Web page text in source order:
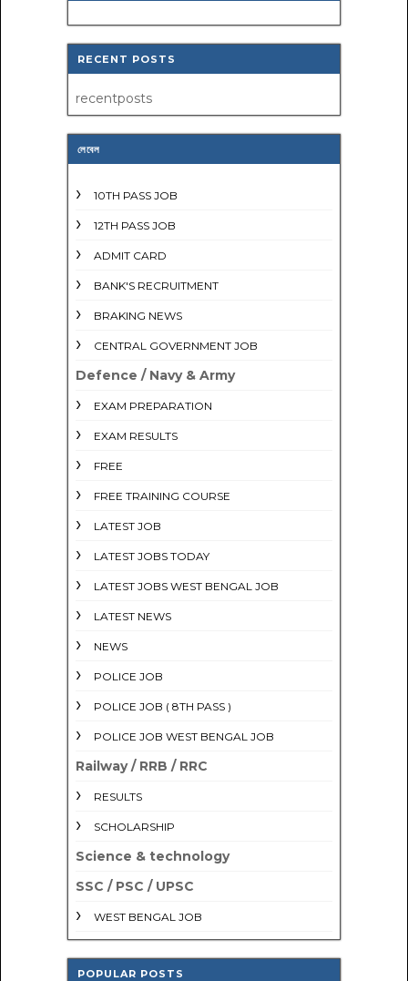
RECENT POSTS
recentposts
লেবেল
10TH PASS JOB
12TH PASS JOB
ADMIT CARD
BANK'S RECRUITMENT
BRAKING NEWS
CENTRAL GOVERNMENT JOB
Defence / Navy & Army
EXAM PREPARATION
EXAM RESULTS
FREE
FREE TRAINING COURSE
LATEST JOB
LATEST JOBS TODAY
LATEST JOBS WEST BENGAL JOB
LATEST NEWS
NEWS
POLICE JOB
POLICE JOB ( 8TH PASS )
POLICE JOB WEST BENGAL JOB
Railway / RRB / RRC
RESULTS
SCHOLARSHIP
Science & technology
SSC / PSC / UPSC
WEST BENGAL JOB
POPULAR POSTS